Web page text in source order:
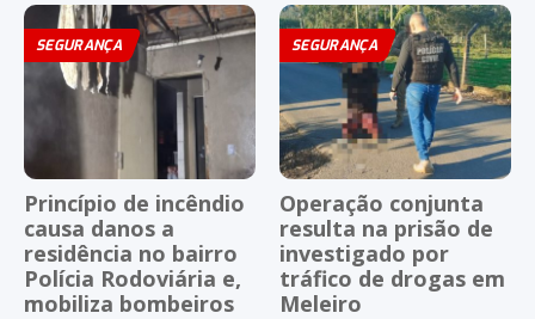
SEGURANÇA
Princípio de incêndio
causa danos a
residência no bairro
Polícia Rodoviária e,
mobiliza bombeiros
SEGURANÇA
Operação conjunta
resulta na prisão de
investigado por
tráfico de drogas em
Meleiro